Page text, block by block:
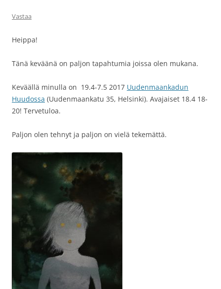
Vastaa
Heippa!
Tänä keväänä on paljon tapahtumia joissa olen mukana.
Keväällä minulla on 19.4-7.5 2017 Uudenmaankadun
Huudossa (Uudenmaankatu 35, Helsinki). Avajaiset 18.4 18-
20! Tervetuloa.
Paljon olen tehnyt ja paljon on vielä tekemättä.